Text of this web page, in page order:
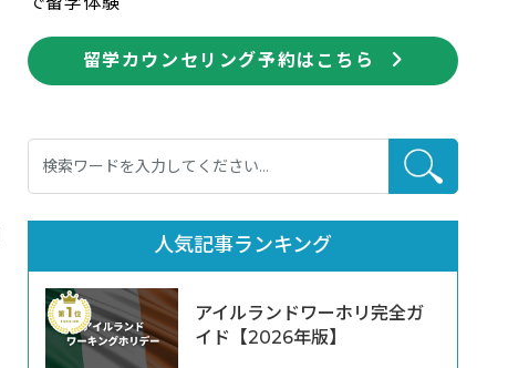
留学カウンセリング予約はこちら
人気記事ランキング
アイルランドワーホリ完全ガ
イド【2026年版】